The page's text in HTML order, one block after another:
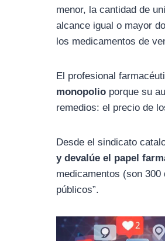
menor, la cantidad de
alcance igual o mayor
los medicamentos de
El profesional
monopolio porque su
remedios: el precio de
Desde el sindicato
y devalúe el papel
medicamentos (son
públicos”.